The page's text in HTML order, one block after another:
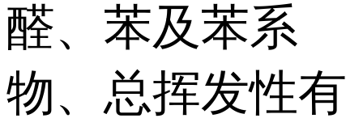
醛、苯及苯系
物、总挥发性有